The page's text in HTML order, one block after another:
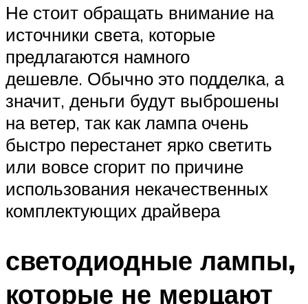
Не стоит обращать внимание на
источники света, которые
предлагаются намного
дешевле. Обычно это подделка, а
значит, деньги будут выброшены
на ветер, так как лампа очень
быстро перестанет ярко светить
или вовсе сгорит по причине
использования некачественных
комплектующих драйвера
светодиодные лампы,
которые не мерцают